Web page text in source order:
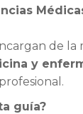
de la
y
guía?